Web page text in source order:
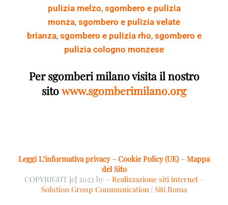
pulizia melzo, sgombero e pulizia
monza, sgombero e pulizia velate
brianza, sgombero e pulizia rho, sgombero e
pulizia cologno monzese
Per sgomberi milano visita il nostro
sitowww.sgomberimilano.org
Leggi L’informativa privacy– Cookie Policy (UE)– Mappa
del Sito
COPYRIGHT [c] 2023 by – Realizzazione siti internet–
Solution Group Communication Siti Roma